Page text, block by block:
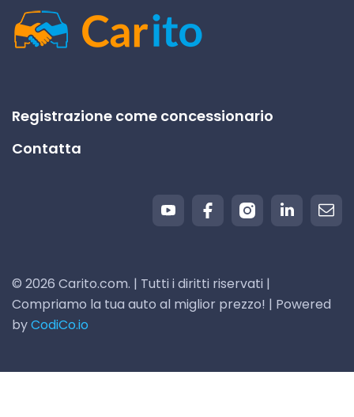
Registrazione come concessionario
Contatta
© 2026 Carito.com. | Tutti i diritti riservati |
Compriamo la tua auto al miglior prezzo! | Powered
byCodiCo.io